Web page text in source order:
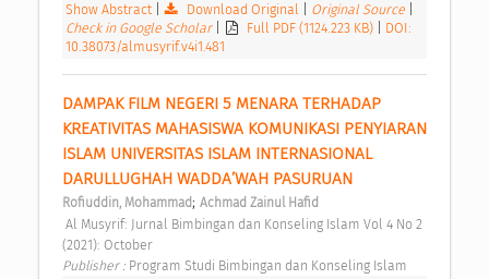
Show Abstract| Download Original Original Source
Check in Google Scholar
Full PDF (1124.223 KB)
DOI:
10.38073/almusyrif.v4i1.481
DAMPAK FILM NEGERI 5 MENARA TERHADAP
KREATIVITAS MAHASISWA KOMUNIKASI PENYIARAN
ISLAM UNIVERSITAS ISLAM INTERNASIONAL
DARULLUGHAH WADDA’WAH PASURUAN
Rofiuddin, Mohammad; Achmad Zainul Hafid
(2021): October
Publisher : Program Studi Bimbingan dan Konseling Islam